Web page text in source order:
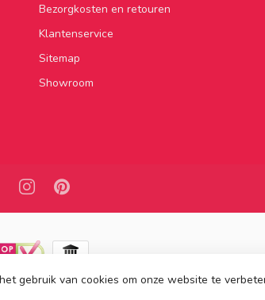
Bezorgkosten en retouren
Klantenservice
Sitemap
Showroom
byLightspeed-Lightspeed designbyDyvelopment
gebruik van cookies om onze website te